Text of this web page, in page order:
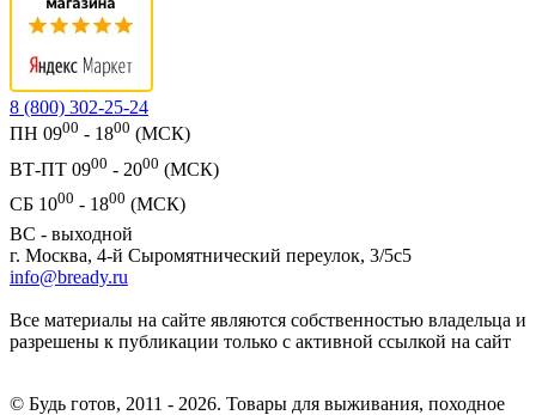
8 (800) 302-25-24
ПН 0900 - 1800 (МСК)
ВТ-ПТ 0900 - 2000 (МСК)
СБ 1000 - 1800 (МСК)
ВС - выходной
г. Москва, 4-й Сыромятнический переулок, 3/5с5
info@bready.ru
Все материалы на сайте являются собственностью владельца и
разрешены к публикации только с активной ссылкой на сайт
© Будь готов, 2011 - 2026. Товары для выживания, походное